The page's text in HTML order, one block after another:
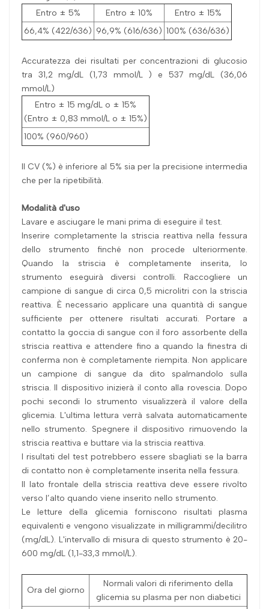
Entro ± 5%
Entro ± 10%
Entro ± 15%
66,4% (422/636) 96,9% (616/636) 100% (636/636)
Accuratezza dei risultati per concentrazioni di glucosio
tra 31,2 mg/dL (1,73 mmol/L ) e 537 mg/dL (36,06
mmol/L)
Entro ± 15 mg/dL o ± 15%
(Entro ± 0,83 mmol/L o ± 15%)
100% (960/960)
Il CV (%) è inferiore al 5% sia per la precisione intermedia
che per la ripetibilità.
Modalità d'uso
Lavare e asciugare le mani prima di eseguire il test.
Inserire completamente la striscia reattiva nella fessura
dello strumento finché non procede ulteriormente.
Quando la striscia è completamente inserita, lo
strumento eseguirà diversi controlli. Raccogliere un
campione di sangue di circa 0,5 microlitri con la striscia
reattiva. È necessario applicare una quantità di sangue
sufficiente per ottenere risultati accurati. Portare a
contatto la goccia di sangue con il foro assorbente della
striscia reattiva e attendere fino a quando la finestra di
conferma non è completamente riempita. Non applicare
un campione di sangue da dito spalmandolo sulla
striscia. Il dispositivo inizierà il conto alla rovescia. Dopo
pochi secondi lo strumento visualizzerà il valore della
glicemia. L'ultima lettura verrà salvata automaticamente
nello strumento. Spegnere il dispositivo rimuovendo la
striscia reattiva e buttare via la striscia reattiva.
I risultati del test potrebbero essere sbagliati se la barra
di contatto non è completamente inserita nella fessura.
Il lato frontale della striscia reattiva deve essere rivolto
verso l’alto quando viene inserito nello strumento.
Le letture della glicemia forniscono risultati plasma
equivalenti e vengono visualizzate in milligrammi/decilitro
(mg/dL). L'intervallo di misura di questo strumento è 20-
600 mg/dL (1,1-33,3 mmol/L).
Ora del giorno
Normali valori di riferimento della
glicemia su plasma per non diabetici